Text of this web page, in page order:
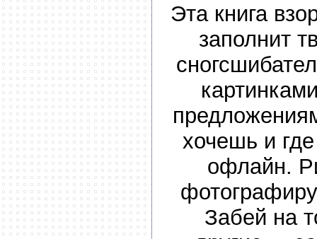
Эта книга
заполнит
хочешь и
офлайн.
Забей на